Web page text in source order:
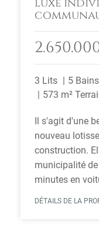
3 Lits 5 Bains
573 m²
Il s'agit d'une
nouveau
construction.
municipalité
minutes en
DÉTAILS DE LA